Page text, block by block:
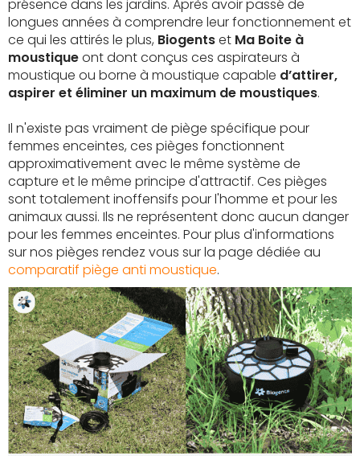
présence dans les jardins. Après avoir passé de
longues années à comprendre leur fonctionnement et
ce qui les attirés le plus, Biogentset Ma Boite à
moustiqueont dont conçus ces aspirateurs à
moustique ou borne à moustique capable d’attirer,
aspirer et éliminer un maximum de moustiques.
Il n'existe pas vraiment de piège spécifique pour
femmes enceintes, ces pièges fonctionnent
approximativement avec le même système de
capture et le même principe d'attractif. Ces pièges
sont totalement inoffensifs pour l'homme et pour les
animaux aussi. Ils ne représentent donc aucun danger
pour les femmes enceintes. Pour plus d'informations
sur nos pièges rendez vous sur la page dédiée au
comparatif piège anti moustique.